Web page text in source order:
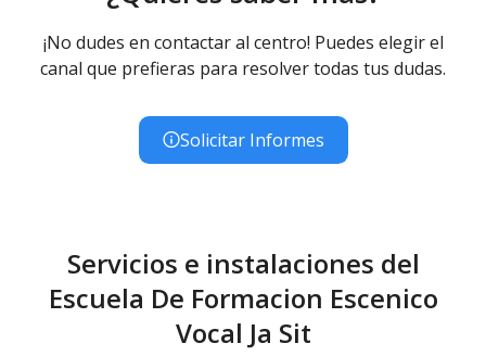
¡No dudes en contactar al centro! Puedes elegir el
canal que prefieras para resolver todas tus dudas.
Solicitar Informes
Servicios e instalaciones del
Escuela De Formacion Escenico
Vocal Ja Sit